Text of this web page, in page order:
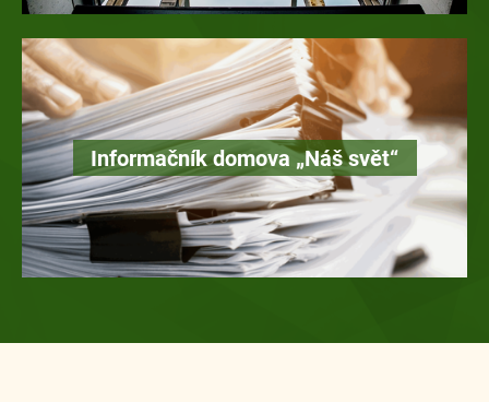
Informačník domova „Náš svět“